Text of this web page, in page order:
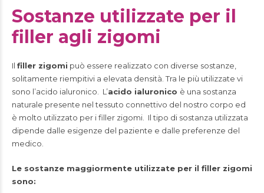
Sostanze utilizzate per il
filler agli zigomi
Il filler zigomi può essere realizzato con diverse sostanze,
solitamente riempitivi a elevata densità. Tra le più utilizzate vi
sono l’acido ialuronico. L’acido ialuronico è una sostanza
naturale presente nel tessuto connettivo del nostro corpo ed
è molto utilizzato per i filler zigomi. Il tipo di sostanza utilizzata
dipende dalle esigenze del paziente e dalle preferenze del
medico.
Le sostanze maggiormente utilizzate per il filler zigomi
sono: